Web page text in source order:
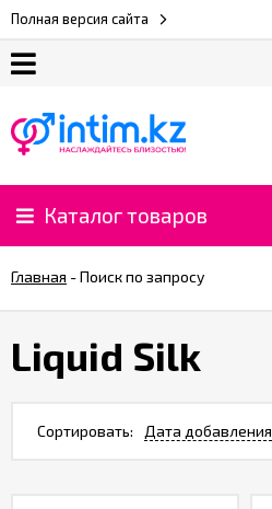
Полная версия сайта
нас
Доставка
и
Каталог товаров
Главная -Поиск по запросу
Liquid Silk
Сортировать: Дата добавления